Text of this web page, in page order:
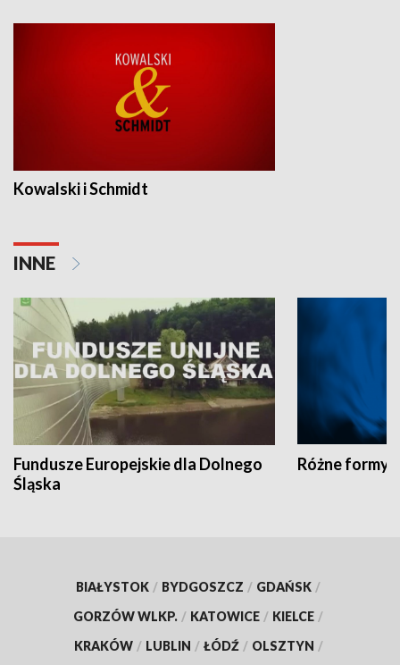
Kowalski i Schmidt
INNE
Fundusze Europejskie dla Dolnego
Śląska
Różne formy
BIAŁYSTOK / BYDGOSZCZ / GDAŃSK /
GORZÓW WLKP. / KATOWICE / KIELCE /
KRAKÓW / LUBLIN / ŁÓDŹ / OLSZTYN /